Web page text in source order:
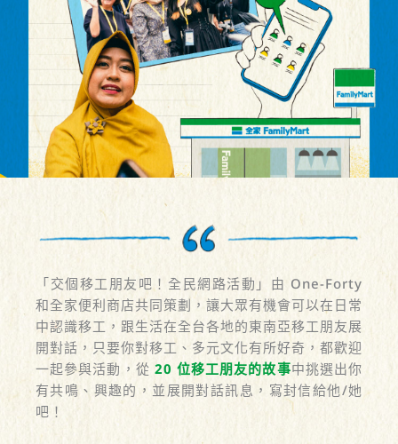
「交個移工朋友吧！全民網路活動」由 One-Forty
和全家便利商店共同策劃，讓大眾有機會可以在日常
中認識移工，跟生活在全台各地的東南亞移工朋友展
開對話，只要你對移工、多元文化有所好奇，都歡迎
一起參與活動，從 20 位移工朋友的故事中挑選出你
有共鳴、興趣的，並展開對話訊息，寫封信給他/她
吧！